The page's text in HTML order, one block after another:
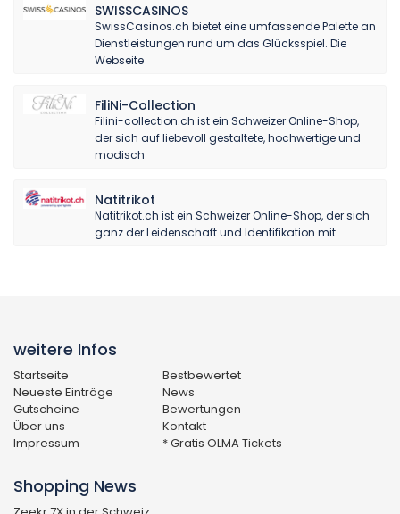
SWISSCASINOS
SwissCasinos.ch bietet eine umfassende Palette an
Dienstleistungen rund um das Glücksspiel. Die
Webseite
FiliNi-Collection
Filini-collection.ch ist ein Schweizer Online-Shop,
der sich auf liebevoll gestaltete, hochwertige und
modisch
Natitrikot
Natitrikot.ch ist ein Schweizer Online-Shop, der sich
ganz der Leidenschaft und Identifikation mit
weitere Infos
Startseite
Bestbewertet
Neueste Einträge
News
Gutscheine
Bewertungen
Über uns
Kontakt
Impressum
* Gratis OLMA Tickets
Shopping News